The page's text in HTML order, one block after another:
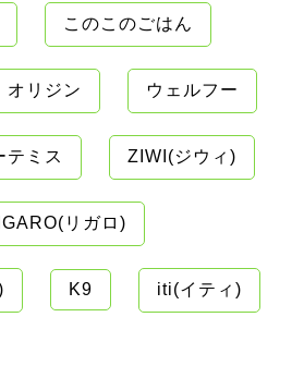
このこのごはん
オリジン ウェルフー
テミス ZIWI(ジウィ)
リガロ)
K9 iti(イティ)